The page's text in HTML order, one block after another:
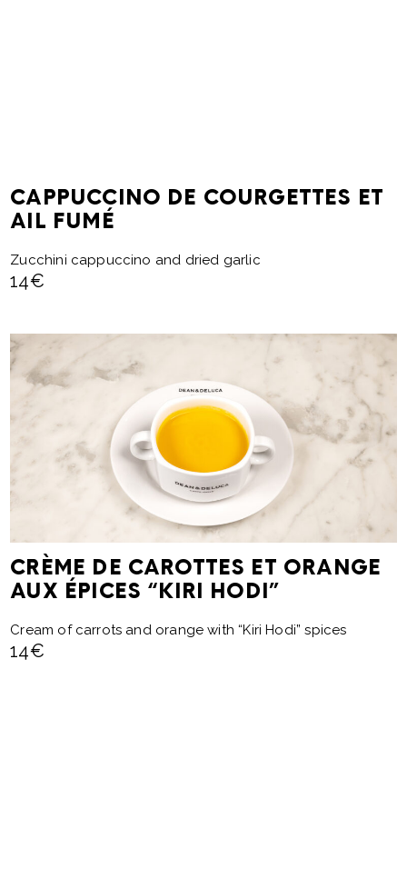
CAPPUCCINO DE COURGETTES ET
AIL FUMÉ
Zucchini cappuccino and dried garlic
14€
CRÈME DE CAROTTES ET ORANGE
AUX ÉPICES “KIRI HODI”
Cream of carrots and orange with “Kiri Hodi” spices
14€